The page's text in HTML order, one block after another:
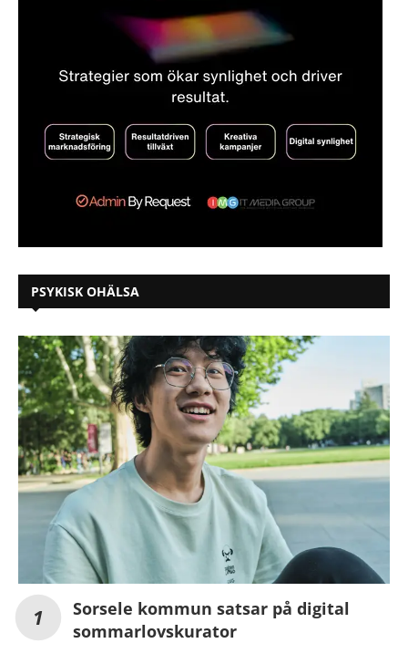
PSYKISK OHÄLSA
Sorsele kommun satsar på digital
sommarlovskurator